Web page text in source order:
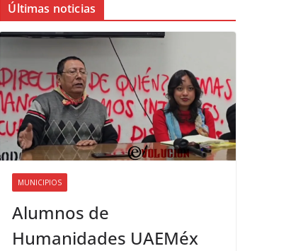
Últimas noticias
MUNICIPIOS
Alumnos de
Humanidades UAEMéx